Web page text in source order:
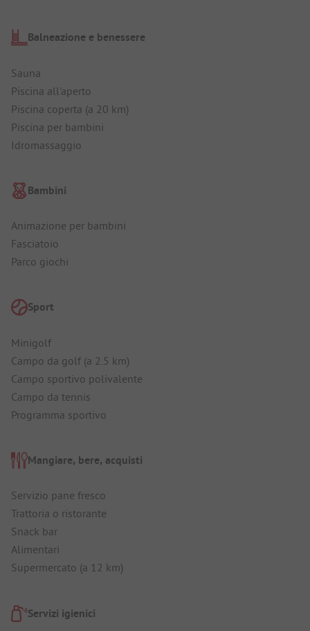
Balneazione e benessere
Sauna
Piscina all'aperto
Piscina coperta (a 20 km)
Piscina per bambini
Idromassaggio
Bambini
Animazione per bambini
Fasciatoio
Parco giochi
Sport
Minigolf
Campo da golf (a 2.5 km)
Campo sportivo polivalente
Campo da tennis
Programma sportivo
Mangiare, bere, acquisti
Servizio pane fresco
Trattoria o ristorante
Snack bar
Alimentari
Supermercato (a 12 km)
Servizi igienici